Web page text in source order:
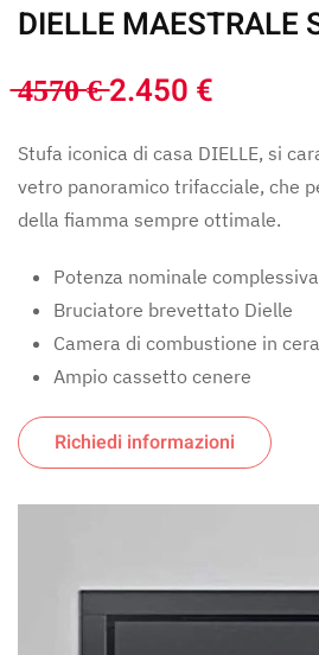
DIELLE MAESTRALE
̶4̶5̶7̶0̶ €̶ 2.450 €
Stufa iconica di casa DIELLE, si
vetro panoramico trifacciale, che
della fiamma sempre ottimale.
Potenza nominale
Bruciatore brevettato Dielle
Camera di combustione in
Ampio cassetto cenere
Richiedi informazioni